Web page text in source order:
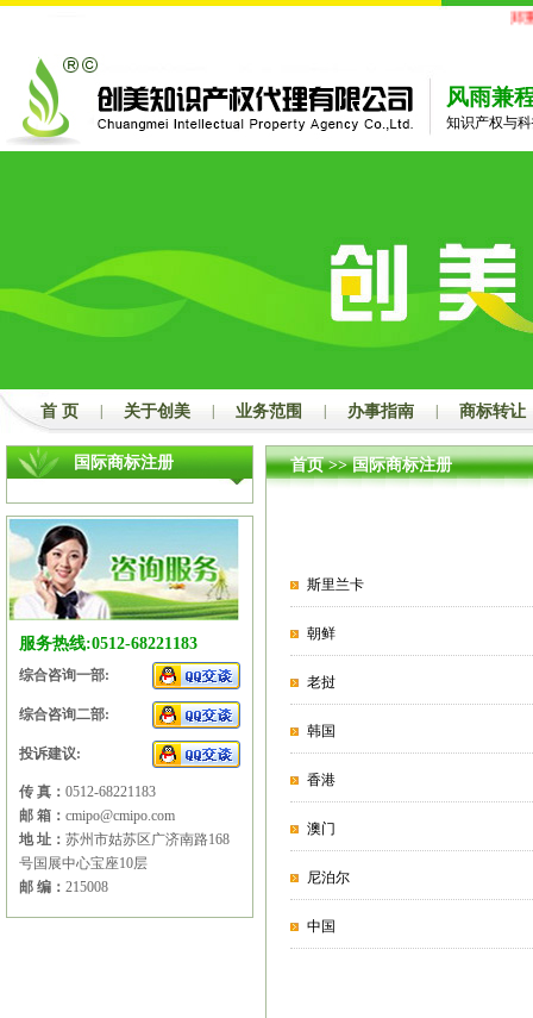
郑
风雨兼
知识产权与
首 页 关于创美 业务范围 办事指南 商标转让
国际商标注册
服务热线:0512-68221183
综合咨询一部:
综合咨询二部:
投诉建议:
传 真： 0512-68221183
邮 箱： cmipo@cmipo.com
地 址： 苏州市姑苏区广济南路168
号国展中心宝座10层
邮 编： 215008
首页>>国际商标注册
斯里兰卡
朝鲜
老挝
韩国
香港
澳门
尼泊尔
中国